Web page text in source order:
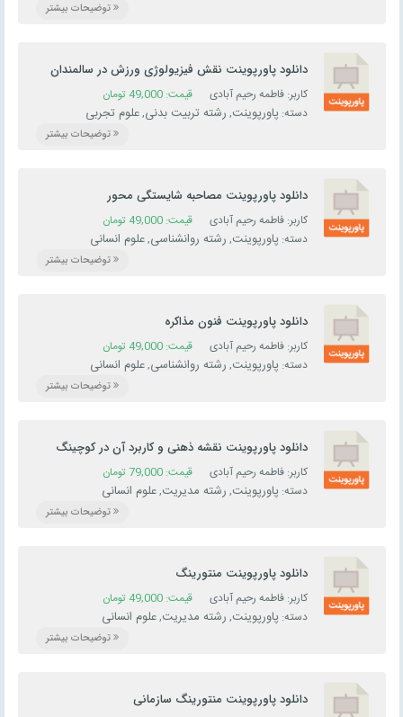
توضیحات بیشتر
دانلود پاورپوینت نقش فیزیولوژی ورزش در سالمندان
کاربر: فاطمه رحیم آبادی قیمت: 49,000 تومان
دسته: پاورپوینت, رشته تربیت بدنی,علوم تجربی
توضیحات بیشتر
دانلود پاورپوینت مصاحبه شایستگی محور
کاربر: فاطمه رحیم آبادی قیمت: 49,000 تومان
دسته: پاورپوینت, رشته روانشناسی,علوم انسانی
توضیحات بیشتر
دانلود پاورپوینت فنون مذاکره
کاربر: فاطمه رحیم آبادی قیمت: 49,000 تومان
دسته: پاورپوینت, رشته روانشناسی,علوم انسانی
توضیحات بیشتر
دانلود پاورپوینت نقشه ذهنی و کاربرد آن در کوچینگ
کاربر: فاطمه رحیم آبادی قیمت: 79,000 تومان
دسته: پاورپوینت, رشته مدیریت,علوم انسانی
توضیحات بیشتر
دانلود پاورپوینت منتورینگ
کاربر: فاطمه رحیم آبادی قیمت: 49,000 تومان
دسته: پاورپوینت, رشته مدیریت,علوم انسانی
توضیحات بیشتر
دانلود پاورپوینت منتورینگ سازمانی